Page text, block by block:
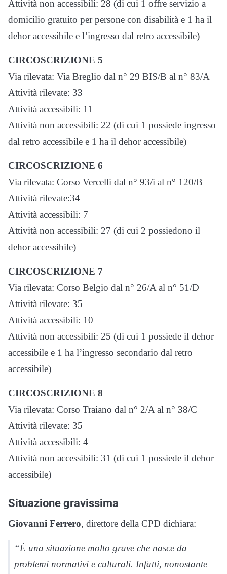
Attività non accessibili: 28 (di cui 1 offre servizio a
domicilio gratuito per persone con disabilità e 1 ha il
dehor accessibile e l’ingresso dal retro accessibile)
CIRCOSCRIZIONE 5
Via rilevata: Via Breglio dal n° 29 BIS/B al n° 83/A
Attività rilevate: 33
Attività accessibili: 11
Attività non accessibili: 22 (di cui 1 possiede ingresso
dal retro accessibile e 1 ha il dehor accessibile)
CIRCOSCRIZIONE 6
Via rilevata: Corso Vercelli dal n° 93/i al n° 120/B
Attività rilevate:34
Attività accessibili: 7
Attività non accessibili: 27 (di cui 2 possiedono il
dehor accessibile)
CIRCOSCRIZIONE 7
Via rilevata: Corso Belgio dal n° 26/A al n° 51/D
Attività rilevate: 35
Attività accessibili: 10
Attività non accessibili: 25 (di cui 1 possiede il dehor
accessibile e 1 ha l’ingresso secondario dal retro
accessibile)
CIRCOSCRIZIONE 8
Via rilevata: Corso Traiano dal n° 2/A al n° 38/C
Attività rilevate: 35
Attività accessibili: 4
Attività non accessibili: 31 (di cui 1 possiede il dehor
accessibile)
Situazione gravissima
Giovanni Ferrero, direttore della CPD dichiara:
“È una situazione molto grave che nasce da
problemi normativi e culturali. Infatti, nonostante